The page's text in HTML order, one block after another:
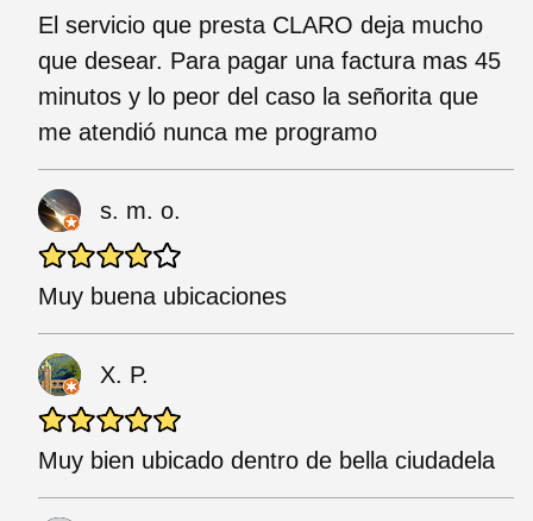
El servicio que presta CLARO deja mucho
que desear. Para pagar una factura mas 45
minutos y lo peor del caso la señorita que
me atendió nunca me programo
s. m. o.
Muy buena ubicaciones
X. P.
Muy bien ubicado dentro de bella ciudadela